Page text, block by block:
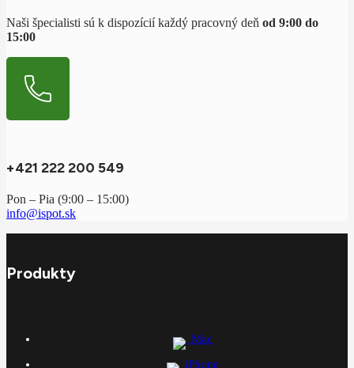
Naši špecialisti sú k dispozícií každý pracovný deň od 9:00 do
15:00
+421 222 200 549
Pon – Pia (9:00 – 15:00)
info@ispot.sk
Produkty
Mac
iPhone